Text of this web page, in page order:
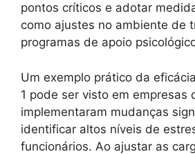
pontos críticos e adotar
como ajustes no ambiente de
programas de apoio
Um exemplo prático da
1 pode ser visto em empresas
implementaram mudanças
identificar altos níveis de
funcionários. Ao ajustar as